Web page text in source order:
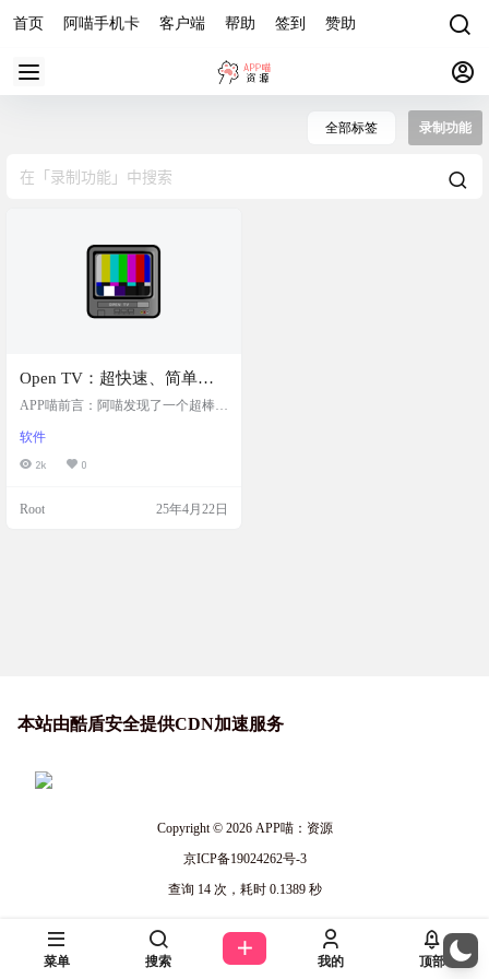
首页 阿喵手机卡 客户端 帮助 签到 赞助
全部标签 录制功能
Open TV：超快速、简单且
强大的跨平台IPTV应用，可
用户回看，通过电视遥控器
控制界面，提升使用便捷性
APP喵前言：阿喵发现了一个超棒的
论你是用 Windows、macOS 还是 Lin
ux，都能轻松享受流畅的电视直播
速，简直是追剧和看比赛的神器。
软件
2k 0
Root 25年4月22日
本站由酷盾安全提供CDN加速服务
Copyright © 2026APP喵：资源
京ICP备19024262号-3
查询 14 次，耗时 0.1389 秒
菜单 搜索 我的 顶部